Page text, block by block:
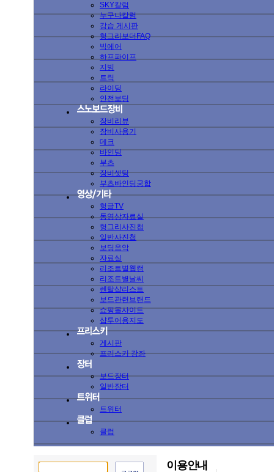
SKY칼럼
누구나칼럼
강습 게시판
헝그리보더FAQ
빅에어
하프파이프
지빙
트릭
라이딩
안전보딩
장비리뷰
장비사용기
데크
바인딩
부츠
장비셋팅
부츠바인딩궁합
헝글TV
동영상자료실
헝그리사진첩
일반사진첩
보딩음악
자료실
리조트별웹캠
리조트별날씨
렌탈샵리스트
보드관련브랜드
쇼핑몰사이트
샵투어용지도
게시판
프리스키 강좌
보드장터
일반장터
트위터
클럽
이용안내